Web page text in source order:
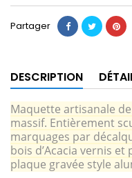
Partager
DESCRIPTION
Maquette artisanale
massif. Entièrement
marquages par
bois d’Acacia vernis
plaque gravée style